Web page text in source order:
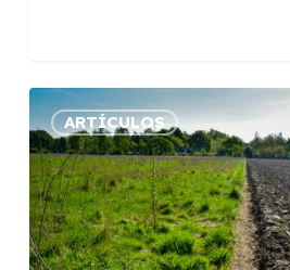
Regenerar:
cuando
el
futuro
florece
a
ARTÍCULOS